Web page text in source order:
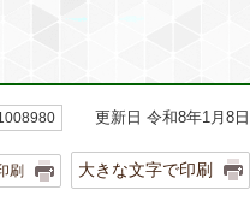
更新日 令和8年1月8日
刷 大きな文字で印刷